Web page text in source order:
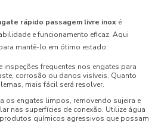
rápido passagem livre inox é
e funcionamento eficaz. Aqui
mantê-lo em ótimo estado:
inspeções frequentes nos engates para
corrosão ou danos visíveis. Quanto
mais fácil será resolver.
os engates limpos, removendo sujeira e
nas superfícies de conexão. Utilize água
químicos agressivos que possam